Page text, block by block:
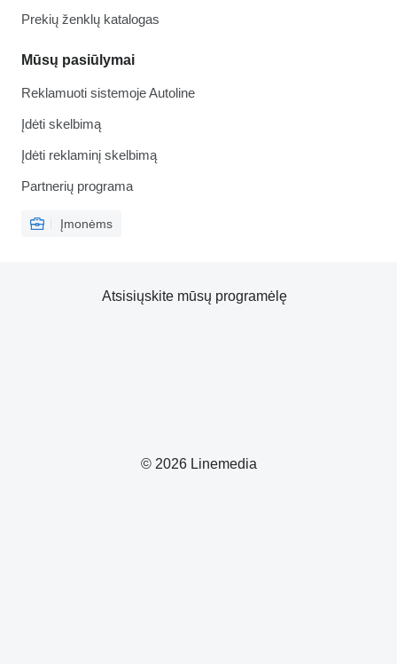
Prekių ženklų katalogas
Mūsų pasiūlymai
Reklamuoti sistemoje Autoline
Įdėti skelbimą
Įdėti reklaminį skelbimą
Partnerių programa
Įmonėms
© 2026 Linemedia
Atsisiųskite mūsų programėlę